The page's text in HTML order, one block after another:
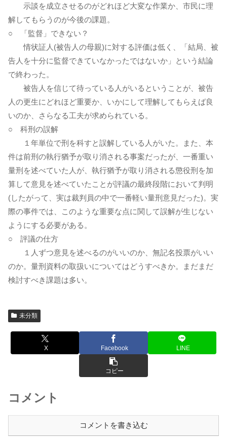
示談を成立させるのがどれほど大変な作業か、市民に理
解してもらうのが今後の課題。
○ 「監督」できない？
情状証人(被告人の母親)に対する評価は低く、「結局、被
告人を十分に監督できていなかったではないか」という結論
で終わった。
被告人を信じて待っている人がいるということが、被告
人の更生にどれほど重要か、いかにして理解してもらえば良
いのか、さらなる工夫が求められている。
○ 科刑の誤解
１年単位で刑を科すと誤解している人がいた。また、本
件は前刑の執行猶予が取り消される事案だったが、一番重い
量刑を述べていた人が、執行猶予が取り消される懲役刑を加
算して意見を述べていたことが評議の最終段階において判明
(したがって、実は裁判員の中で一番軽い量刑意見だった)。実
際の事件では、このような重要な点に関して誤解が生じない
ようにする必要がある。
○ 評議の仕方
１人ずつ意見を述べるのがいいのか、無記名投票がいい
のか。量刑資料の取扱いについてはどうすべきか。まだまだ
検討すべき課題は多い。
未分類
X Facebook LINE
コピー
コメント
コメントを書き込む